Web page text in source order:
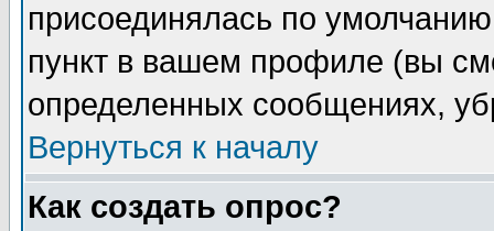
присоединялась по
пункт в вашем профиле (вы
определенных сообщениях,
Вернуться к началу
Как создать опрос?